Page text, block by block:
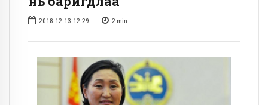
2018-12-13 12:29 2 min